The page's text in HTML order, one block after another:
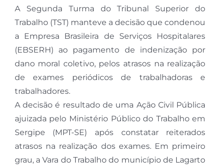
A Segunda Turma do Tribunal Superior do
Trabalho (TST) manteve a decisão que condenou
a Empresa Brasileira de Serviços Hospitalares
(EBSERH) ao pagamento de indenização por
dano moral coletivo, pelos atrasos na realização
de exames periódicos de trabalhadoras e
trabalhadores.
A decisão é resultado de uma Ação Civil Pública
ajuizada pelo Ministério Público do Trabalho em
Sergipe (MPT-SE) após constatar reiterados
atrasos na realização dos exames. Em primeiro
grau, a Vara do Trabalho do município de Lagarto